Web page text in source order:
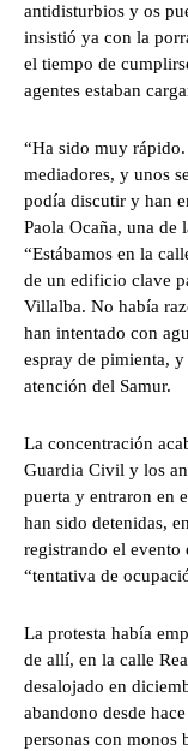
antidisturbios y os
insistió ya con la
el tiempo de
agentes estaban
“Ha sido muy
mediadores, y unos
podía discutir y han
Paola Ocaña, una de
“Estábamos en la
de un edificio clave
Villalba. No había
han intentado con
espray de pimienta,
atención del Samur.
La concentración
Guardia Civil y los
puerta y entraron en
han sido detenidas,
registrando el evento
“tentativa de
La protesta había
de allí, en la calle
desalojado en
abandono desde
personas con monos